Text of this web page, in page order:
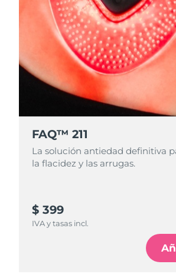
FAQ™ 211
La solución antiedad definitiva
la flacidez y las arrugas.
$ 399
IVA y tasas incl.